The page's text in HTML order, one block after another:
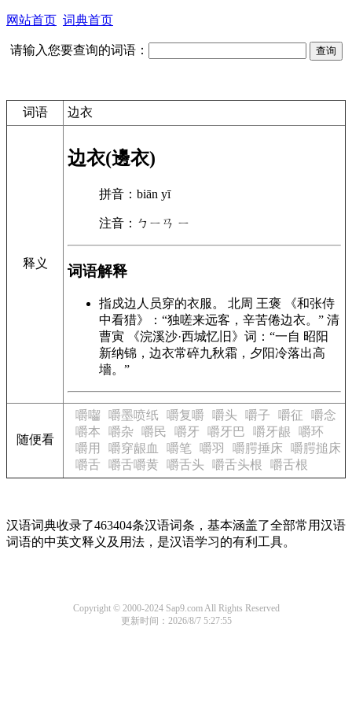
网站首页 词典首页
请输入您要查询的词语：
词语 边衣
释义
边衣(邊衣)
拼音：biān yī
注音：ㄅㄧㄢ ㄧ
词语解释
指戍边人员穿的衣服。 北周 王褒 《和张侍
中看猎》：“独嗟来远客，辛苦倦边衣。” 清
曹寅 《浣溪沙·西城忆旧》词：“一自 昭阳
新纳锦，边衣常碎九秋霜，夕阳冷落出高
墻。”
随便看
嚼囓 嚼墨喷纸 嚼复嚼 嚼头 嚼子 嚼征
嚼念
嚼本
嚼杂 嚼民 嚼牙 嚼牙巴 嚼牙龈
嚼环
嚼用
嚼穿龈血 嚼笔 嚼羽 嚼腭捶床
嚼腭搥床
嚼舌
嚼舌嚼黄 嚼舌头 嚼舌头根 嚼舌根
汉语词典收录了463404条汉语词条，基本涵盖了全部常用汉语
词语的中英文释义及用法，是汉语学习的有利工具。
Copyright © 2000-2024 Sap9.com All Rights Reserved
更新时间：2026/8/7 5:27:55